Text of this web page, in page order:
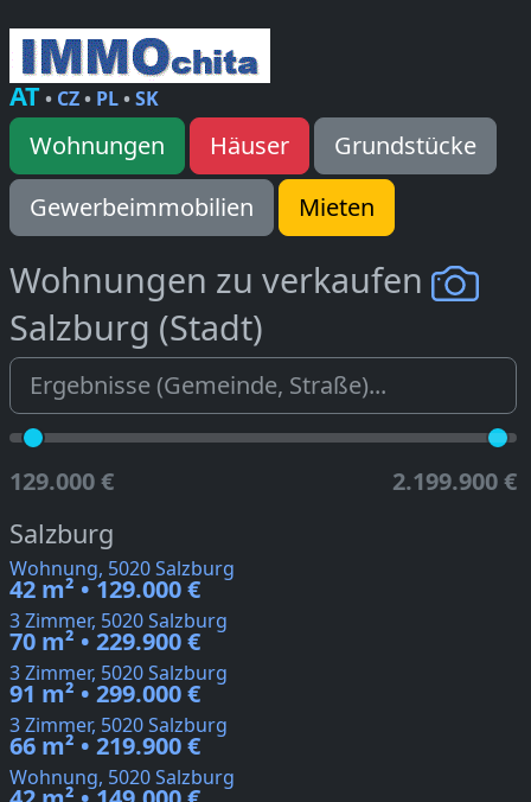
AT• CZ• PL•SK
Wohnungen Häuser
Grundstücke
Gewerbeimmobilien
Mieten
Wohnungen zu verkaufen
Salzburg (Stadt)
129.000 € 2.199.900 €
Salzburg
Wohnung, 5020 Salzburg
42 m² • 129.000 €
3 Zimmer, 5020 Salzburg
70 m² • 229.900 €
3 Zimmer, 5020 Salzburg
91 m² • 299.000 €
3 Zimmer, 5020 Salzburg
66 m² • 219.900 €
Wohnung, 5020 Salzburg